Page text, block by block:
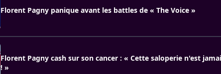
Florent Pagny panique avant les battles de « The Voice »
Florent Pagny cash sur son cancer : « Cette saloperie n'est
! »